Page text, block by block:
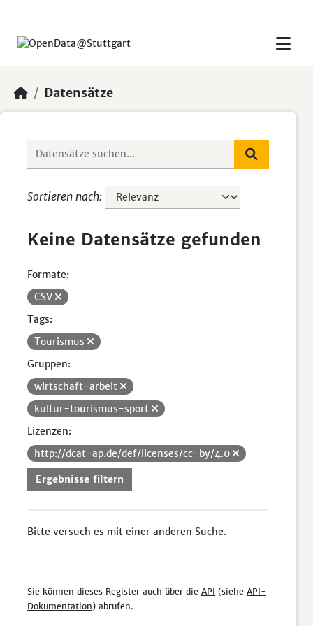
Datensätze
Sortieren nach
Keine Datensätze gefunden
Formate:
CSV
Tags:
Tourismus
Gruppen:
wirtschaft-arbeit
kultur-tourismus-sport
Lizenzen:
http://dcat-ap.de/def/licenses/cc-by/4.0
Ergebnisse filtern
Bitte versuch es mit einer anderen Suche.
Sie können dieses Register auch über die API (siehe API-
Dokumentation) abrufen.